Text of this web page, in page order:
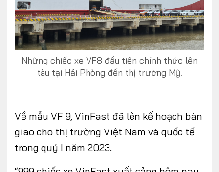
Những chiếc xe VF8 đầu tiên chính thức lên
tàu tại Hải Phòng đến thị trường Mỹ.
Về mẫu VF 9, VinFast đã lên kế hoạch bàn
giao cho thị trường Việt Nam và quốc tế
trong quý I năm 2023.